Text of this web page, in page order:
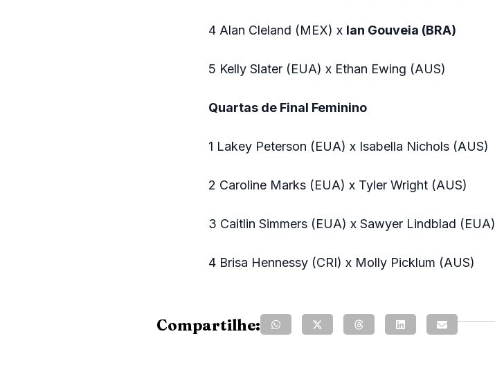
4 Alan Cleland (MEX) x Ian Gouveia (BRA)
5 Kelly Slater (EUA) x Ethan Ewing (AUS)
Quartas de Final Feminino
1 Lakey Peterson (EUA) x Isabella Nichols (AUS)
2 Caroline Marks (EUA) x Tyler Wright (AUS)
3 Caitlin Simmers (EUA) x Sawyer Lindblad (EUA)
4 Brisa Hennessy (CRI) x Molly Picklum (AUS)
Compartilhe: